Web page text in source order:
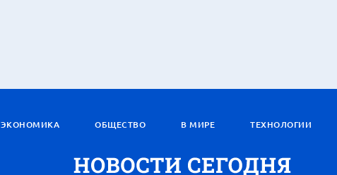
ЭКОНОМИКА ОБЩЕСТВО В МИРЕ ТЕХНОЛОГИИ